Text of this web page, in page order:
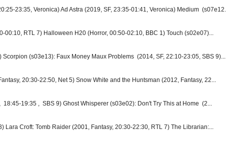
23:35, Veronica) Ad Astra (2019, SF, 23:35-01:41, Veronica) Medium (s07e12...
RTL 7) Halloween H20 (Horror, 00:50-02:10, BBC 1) Touch (s02e07)...
(s03e13): Faux Money Maux Problems (2014, SF, 22:10-23:05, SBS 9)...
20:30-22:50, Net 5) Snow White and the Huntsman (2012, Fantasy, 22...
19:35 , SBS 9) Ghost Whisperer (s03e02): Don't Try This at Home (2...
Lara Croft: Tomb Raider (2001, Fantasy, 20:30-22:30, RTL 7) The Librarian:...